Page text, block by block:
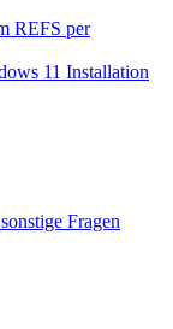
REFS per
11 Installation
Fragen